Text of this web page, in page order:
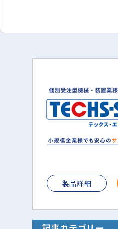
製品詳細